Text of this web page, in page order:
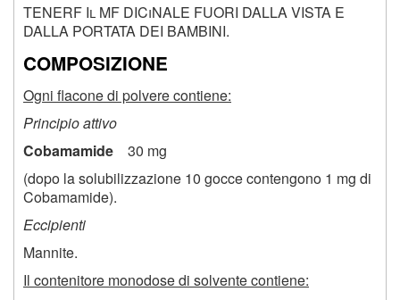
TENERF Il MF DICiNALE FUORI DALLA VISTA E
DALLA PORTATA DEI BAMBINI.
COMPOSIZIONE
Ogni flacone di polvere contiene:
Principio attivo
Cobamamide 30 mg
(dopo la solubilizzazione 10 gocce contengono 1 mg di
Cobamamide).
Eccipienti
Mannite.
Il contenitore monodose di solvente contiene: